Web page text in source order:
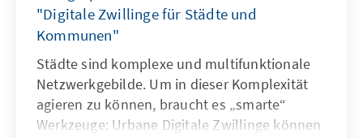
"Digitale Zwillinge für Städte und
Kommunen"
Städte sind komplexe und multifunktionale
Netzwerkgebilde. Um in dieser Komplexität
agieren zu können, braucht es „smarte“
Werkzeuge: Urbane Digitale Zwillinge können